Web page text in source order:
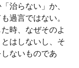
治らない」か、
過言ではない。
時、なぜそのよ
はしないし、そ
ないものであ